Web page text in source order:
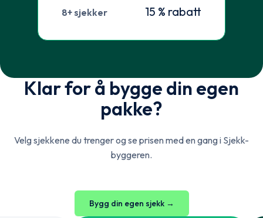
8+ sjekker 15 % rabatt
Klar for å bygge din egen
pakke?
Velg sjekkene du trenger og se prisen med en gang i Sjekk-
byggeren.
Bygg din egen sjekk →